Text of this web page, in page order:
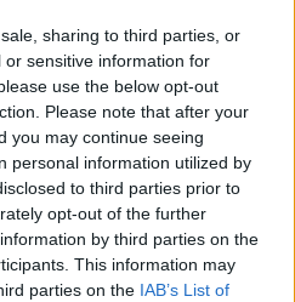
sharing to third parties, or
sensitive information for
use the below opt-out
Please note that after your
you may continue seeing
personal information utilized by
to third parties prior to
opt-out of the further
by third parties on the
This information may
parties on the IAB’s List of
y vuelta tiene su punto de
de Villanueva de la Sierra.
ascender a lo alto de la
cumbre, además de la torre
hay una pequeña
en honor a Dios Padre,
los vecinos de Villanueva